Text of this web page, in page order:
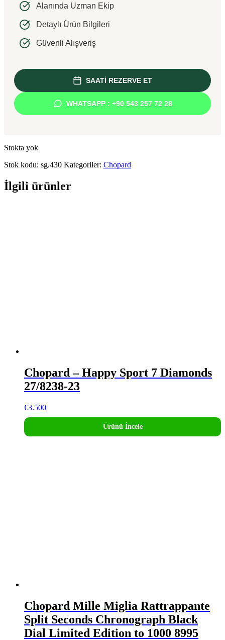
Alanında Uzman Ekip
Detaylı Ürün Bilgileri
Güvenli Alışveriş
SAATİ REZERVE ET
WHATSAPP : +90 543 257 72 28
Stokta yok
Stok kodu: sg.430 Kategoriler: Chopard
İlgili ürünler
Chopard – Happy Sport 7 Diamonds
27/8238-23
€3.500
Ürünü İncele
Chopard Mille Miglia Rattrappante
Split Seconds Chronograph Black
Dial Limited Edition to 1000 8995